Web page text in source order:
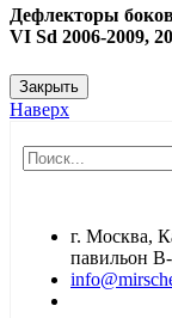
Дефлекторы
VI Sd 2006-2009,
Закрыть
Наверх
г. Москва,
павильон